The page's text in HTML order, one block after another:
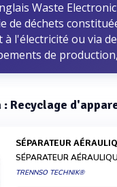
Waste
de déchets
l'électricité ou via
de
: Recyclage
SÉPARATEUR
SÉPARATEUR
TRENNSO TECHNIK®